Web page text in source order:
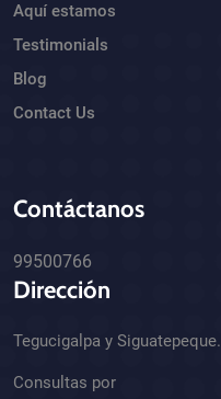
Aquí estamos
Testimonials
Blog
Contact Us
Contáctanos
99500766
Dirección
Tegucigalpa y Siguatepeque.
Consultas por